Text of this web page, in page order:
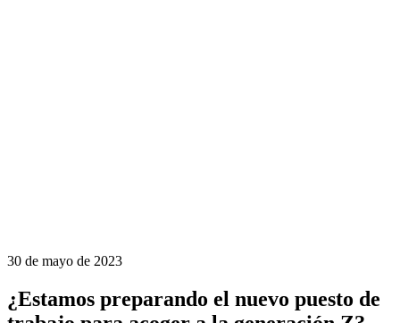
30 de mayo de 2023
¿Estamos preparando el nuevo puesto de